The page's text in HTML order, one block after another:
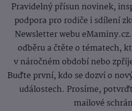
Pravidelný přísun novinek,
podpora pro rodiče i sdílení
Newsletter webu
odběru a čtěte o tématech,
v náročném období nebo
Buďte první, kdo se dozví o
událostech. Prosíme,
mailové